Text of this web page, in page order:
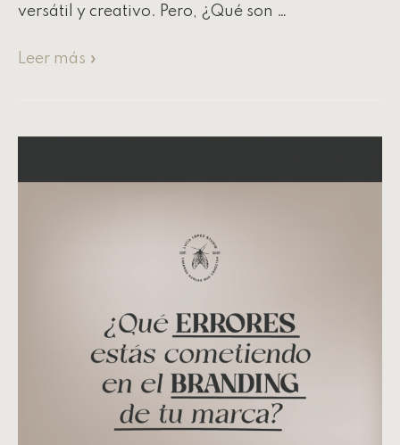
versátil y creativo. Pero, ¿Qué son …
Leer más »